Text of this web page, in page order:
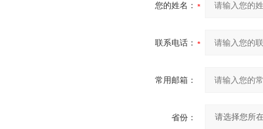
您的姓名：
联系电话：
常用邮箱：
省份：